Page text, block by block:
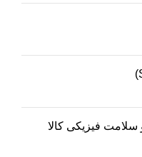
فیزیکی کالا